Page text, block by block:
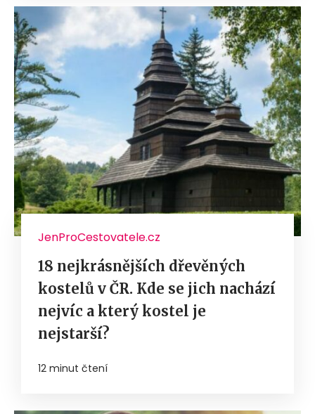
JenProCestovatele.cz
18 nejkrásnějších dřevěných
kostelů v ČR. Kde se jich nachází
nejvíc a který kostel je
nejstarší?
12 minut čtení